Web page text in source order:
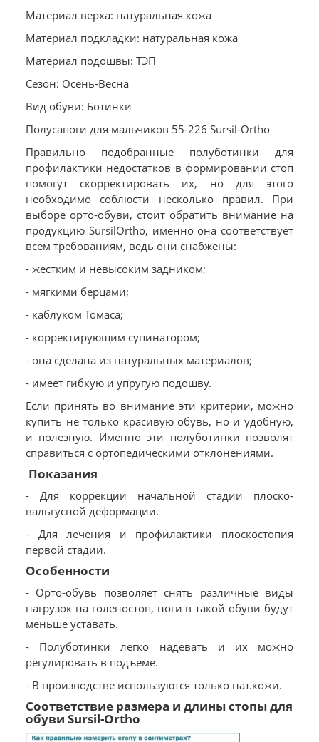
Материал верха: натуральная кожа
Материал подкладки: натуральная кожа
Материал подошвы: ТЭП
Сезон: Осень-Весна
Вид обуви: Ботинки
Полусапоги для мальчиков 55-226 Sursil-Ortho
Правильно подобранные полуботинки для
профилактики недостатков в формировании стоп
помогут скорректировать их, но для этого
необходимо соблюсти несколько правил. При
выборе орто-обуви, стоит обратить внимание на
продукцию SursilOrtho, именно она соответствует
всем требованиям, ведь они снабжены:
- жестким и невысоким задником;
- мягкими берцами;
- каблуком Томаса;
- корректирующим супинатором;
- она сделана из натуральных материалов;
- имеет гибкую и упругую подошву.
Если принять во внимание эти критерии, можно
купить не только красивую обувь, но и удобную,
и полезную. Именно эти полуботинки позволят
справиться с ортопедическими отклонениями.
Показания
- Для коррекции начальной стадии плоско-
вальгусной деформации.
- Для лечения и профилактики плоскостопия
первой стадии.
Особенности
- Орто-обувь позволяет снять различные виды
нагрузок на голеностоп, ноги в такой обуви будут
меньше уставать.
- Полуботинки легко надевать и их можно
регулировать в подъеме.
- В производстве используются только нат.кожи.
Соответствие размера и длины стопы для
обуви Sursil-Ortho